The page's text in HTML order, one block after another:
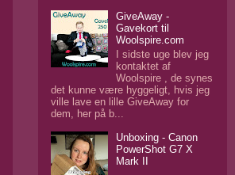
GiveAway -
Gavekort til
Woolspire.com
I sidste uge blev jeg
kontaktet af
Woolspire , de synes
det kunne være hyggeligt, hvis jeg
ville lave en lille GiveAway for
dem, her på b...
Unboxing - Canon
PowerShot G7 X
Mark II